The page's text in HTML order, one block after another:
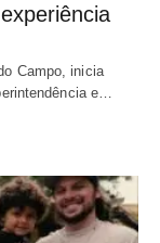
Campo, inicia
e…